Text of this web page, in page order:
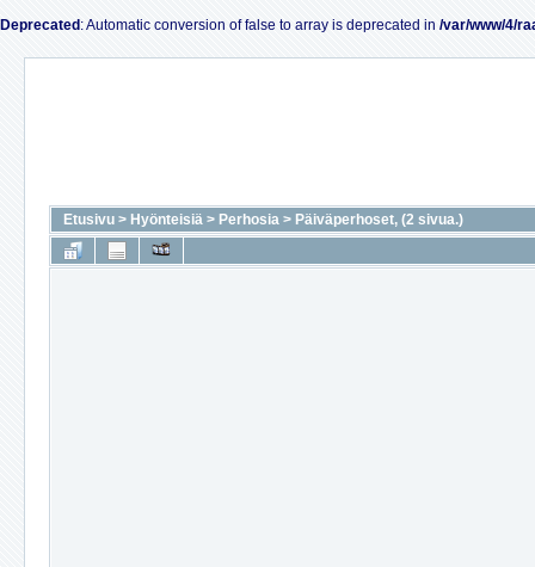
Deprecated : Automatic conversion of false to array is deprecated in /var/www/4/
Etusivu > Hyönteisiä > Perhosia > Päiväperhoset, (2 sivua.)